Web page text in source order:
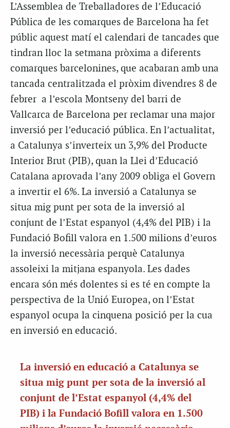
L’Assemblea de Treballadores de l’Educació
Pública de les comarques de Barcelona ha fet
públic aquest matí el calendari de tancades que
tindran lloc la setmana pròxima a diferents
comarques barcelonines, que acabaran amb una
tancada centralitzada el pròxim divendres 8 de
febrer a l’escola Montseny del barri de
Vallcarca de Barcelona per reclamar una major
inversió per l’educació pública. En l’actualitat,
a Catalunya s’inverteix un 3,9% del Producte
Interior Brut (PIB), quan la Llei d’Educació
Catalana aprovada l’any 2009 obliga el Govern
a invertir el 6%. La inversió a Catalunya se
situa mig punt per sota de la inversió al
conjunt de l’Estat espanyol (4,4% del PIB) i la
Fundació Bofill valora en 1.500 milions d’euros
la inversió necessària perquè Catalunya
assoleixi la mitjana espanyola. Les dades
encara són més dolentes si es té en compte la
perspectiva de la Unió Europea, on l’Estat
espanyol ocupa la cinquena posició per la cua
en inversió en educació.
La inversió en educació a Catalunya se
situa mig punt per sota de la inversió al
conjunt de l’Estat espanyol (4,4% del
PIB) i la Fundació Bofill valora en 1.500